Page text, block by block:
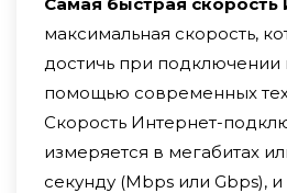
максимальная скорость,
достичь при подключении
помощью современных
Скорость Интернет-
измеряется в мегабитах
секунду (Mbps или Gbps),